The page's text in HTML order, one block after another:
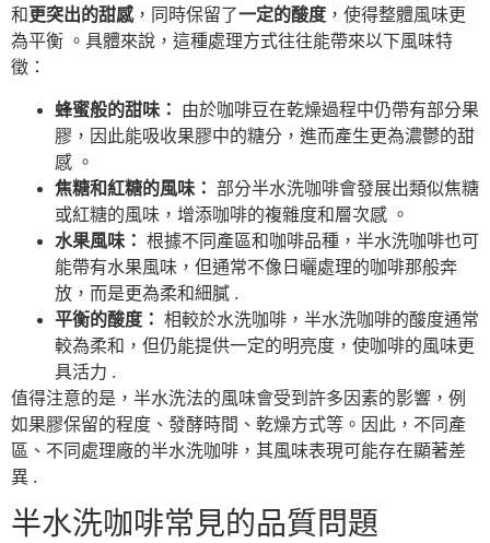
和 更突出的甜感，同時保留了一定的酸度 ，使得整體風味更
為平衡 。具體來說，這種處理方式往往能帶來以下風味特
徵：
蜂蜜般的甜味：
由於咖啡豆在乾燥過程中仍帶有部分果
膠，因此能吸收果膠中的糖分，進而產生更為濃鬱的甜
感 。
焦糖和紅糖的風味： 部分半水洗咖啡會發展出類似焦糖
或紅糖的風味，增添咖啡的複雜度和層次感 。
水果風味： 根據不同產區和咖啡品種，半水洗咖啡也可
能帶有水果風味，但通常不像日曬處理的咖啡那般奔
放，而是更為柔和細膩 .
平衡的酸度： 相較於水洗咖啡，半水洗咖啡的酸度通常
較為柔和，但仍能提供一定的明亮度，使咖啡的風味更
具活力 .
值得注意的是，半水洗法的風味會受到許多因素的影響，例
如果膠保留的程度、發酵時間、乾燥方式等。因此，不同產
區、不同處理廠的半水洗咖啡，其風味表現可能存在顯著差
異 .
半水洗咖啡常見的品質問題